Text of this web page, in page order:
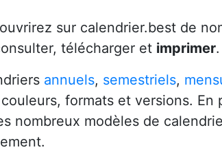
sur calendrier.best de
télécharger et imprimer.
annuels, semestriels,
formats et versions.
nombreux modèles de